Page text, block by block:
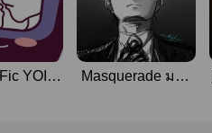
YOI:
Masquerade มาส